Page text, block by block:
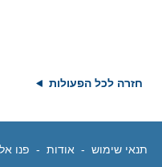
חזרה לכל הפעולות
תנאי שימוש
נפתח - אודות
נפתח - פנו